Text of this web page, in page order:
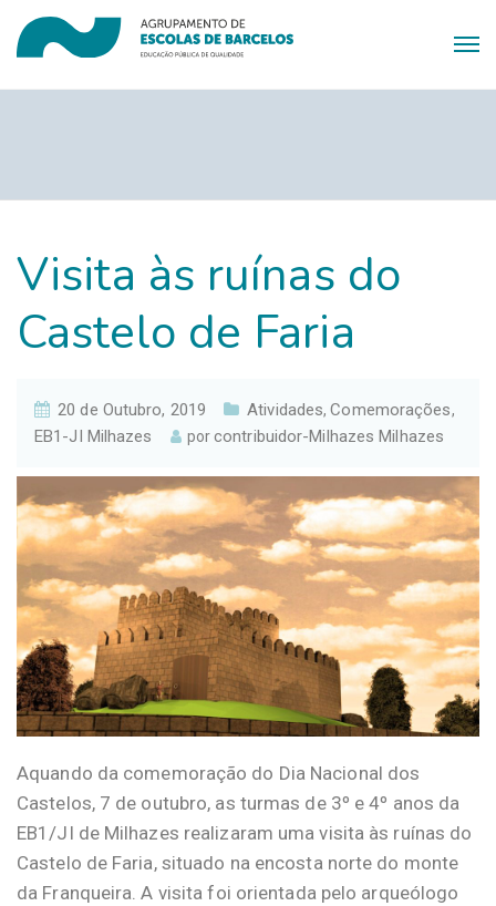
Visita às ruínas do
Castelo de Faria
20 de Outubro, 2019 Atividades,Comemorações,
EB1-JI Milhazes porcontribuidor-Milhazes Milhazes
Aquando da comemoração do Dia Nacional dos
Castelos, 7 de outubro, as turmas de 3º e 4º anos da
EB1/JI de Milhazes realizaram uma visita às ruínas do
Castelo de Faria, situado na encosta norte do monte
da Franqueira. A visita foi orientada pelo arqueólogo